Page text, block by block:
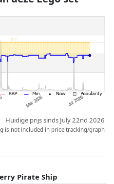
zijn veranderd sinds de laatste
beïnvloeden.
Huidige prijs sinds July 22nd 2026
is not included in price tracking/graph
Pirate Ship